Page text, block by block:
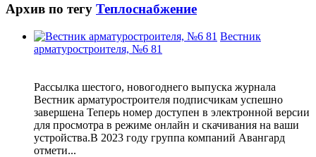
Архив по тегу Теплоснабжение
Вестник
арматуростроителя, №6 81
Рассылка шестого, новогоднего выпуска журнала
Вестник арматуростроителя подписчикам успешно
завершена Теперь номер доступен в электронной версии
для просмотра в режиме онлайн и скачивания на ваши
устройства.В 2023 году группа компаний Авангард
отмети...